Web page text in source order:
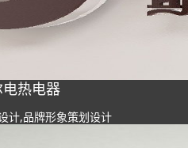
热电器
计,品牌形象策划设计